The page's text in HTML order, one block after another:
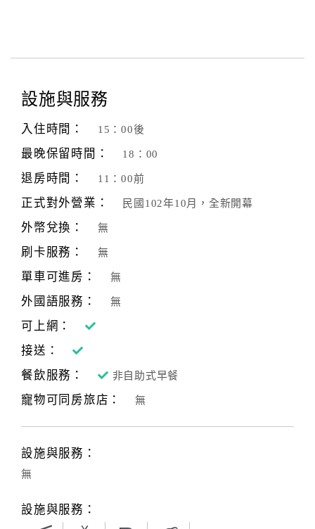
顧
客
滿
度
訂
單
理
會
員
戶
客
絡
單
設施與服務
入住時間： 15：00後
最晚保留時間： 18：00
退房時間： 11：00前
正式對外營業： 民國102年10月，全新開幕
外幣兌換： 無
刷卡服務： 無
單車可進房： 無
外國語服務： 無
可上網：
接送：
餐飲服務：
非自助式早餐
寵物可同房旅店： 無
設施與服務：
無
設施與服務：